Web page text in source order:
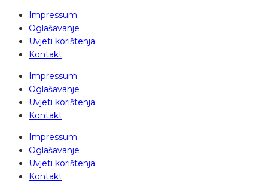
Impressum
Oglašavanje
Uvjeti korištenja
Kontakt
Impressum
Oglašavanje
Uvjeti korištenja
Kontakt
Impressum
Oglašavanje
Uvjeti korištenja
Kontakt